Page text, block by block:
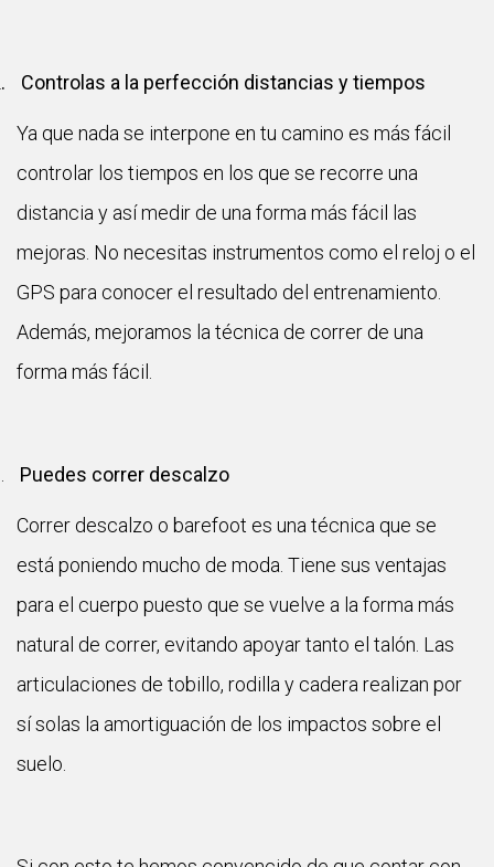
. Controlas a la perfección distancias y tiempos
Ya que nada se interpone en tu camino es más fácil
controlar los tiempos en los que se recorre una
distancia y así medir de una forma más fácil las
mejoras. No necesitas instrumentos como el reloj o el
GPS para conocer el resultado del entrenamiento.
Además, mejoramos la técnica de correr de una
forma más fácil.
Puedes correr descalzo
Correr descalzo o barefoot es una técnica que se
está poniendo mucho de moda. Tiene sus ventajas
para el cuerpo puesto que se vuelve a la forma más
natural de correr, evitando apoyar tanto el talón. Las
articulaciones de tobillo, rodilla y cadera realizan por
sí solas la amortiguación de los impactos sobre el
suelo.